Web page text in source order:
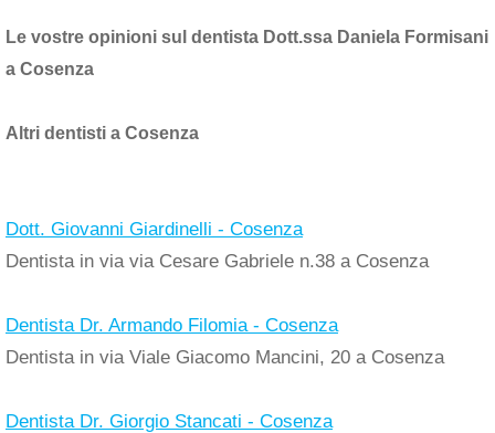
Le vostre opinioni sul dentista Dott.ssa Daniela Formisani
a Cosenza
Altri dentisti a Cosenza
Dott. Giovanni Giardinelli - Cosenza
Dentista in via via Cesare Gabriele n.38 a Cosenza
Dentista Dr. Armando Filomia - Cosenza
Dentista in via Viale Giacomo Mancini, 20 a Cosenza
Dentista Dr. Giorgio Stancati - Cosenza